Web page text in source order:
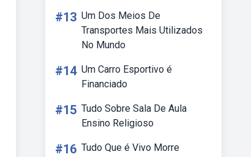
#13 Um Dos Meios De
Transportes Mais Utilizados
No Mundo
#14 Um Carro Esportivo é
Financiado
#15 Tudo Sobre Sala De Aula
Ensino Religioso
#16 Tudo Que é Vivo Morre